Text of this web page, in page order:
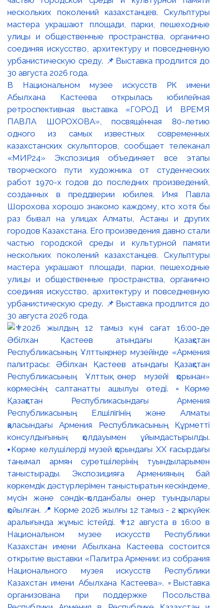
В Национальном музее искусств РК имени
Абылхана Кастеева открылась юбилейная
ретроспективная выставка «ГОРОД И ВРЕМЯ
ПАВЛА ШОРОХОВА», посвящённая 80-летию
одного из самых известных современных
казахстанских скульпторов, сообщает телеканал
«МИР24» Экспозиция объединяет все этапы
творческого пути художника от студенческих
работ 1970-х годов до последних произведений,
созданных в преддверии юбилея. Имя Павла
Шорохова хорошо знакомо каждому, кто хотя бы
раз бывал на улицах Алматы, Астаны и других
городов Казахстана. Его произведения давно стали
частью городской среды и культурной памяти
нескольких поколений казахстанцев. Скульптуры
мастера украшают площади, парки, пешеходные
улицы и общественные пространства, органично
соединяя искусство, архитектуру и повседневную
урбанистическую среду. 📌Выставка продлится до
30 августа 2026 года.